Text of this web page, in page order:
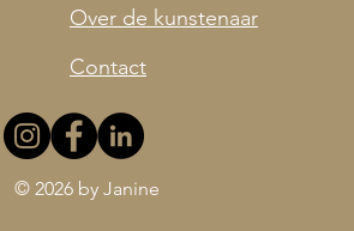
Over de kunstenaar
Contact
© 2026 by Janine